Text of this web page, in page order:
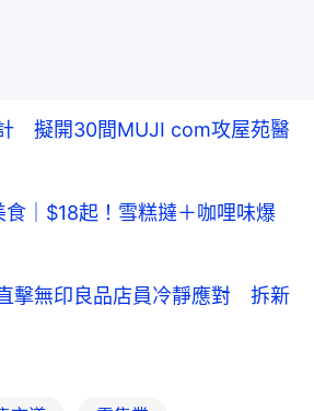
擬開30間MUJI com攻屋苑醫
｜$18起！雪糕撻＋咖哩味爆
擊無印良品店員冷靜應對 拆新